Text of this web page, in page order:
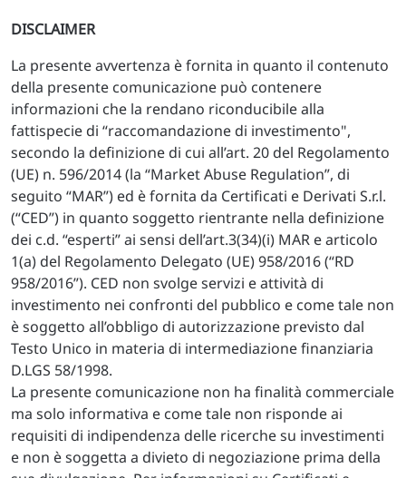
DISCLAIMER
La presente avvertenza è fornita in quanto il contenuto
della presente comunicazione può contenere
informazioni che la rendano riconducibile alla
fattispecie di “raccomandazione di investimento",
secondo la definizione di cui all’art. 20 del Regolamento
(UE) n. 596/2014 (la “Market Abuse Regulation”, di
seguito “MAR”) ed è fornita da Certificati e Derivati S.r.l.
(“CED”) in quanto soggetto rientrante nella definizione
dei c.d. “esperti” ai sensi dell’art.3(34)(i) MAR e articolo
1(a) del Regolamento Delegato (UE) 958/2016 (“RD
958/2016”). CED non svolge servizi e attività di
investimento nei confronti del pubblico e come tale non
è soggetto all’obbligo di autorizzazione previsto dal
Testo Unico in materia di intermediazione finanziaria
D.LGS 58/1998.
La presente comunicazione non ha finalità commerciale
ma solo informativa e come tale non risponde ai
requisiti di indipendenza delle ricerche su investimenti
e non è soggetta a divieto di negoziazione prima della